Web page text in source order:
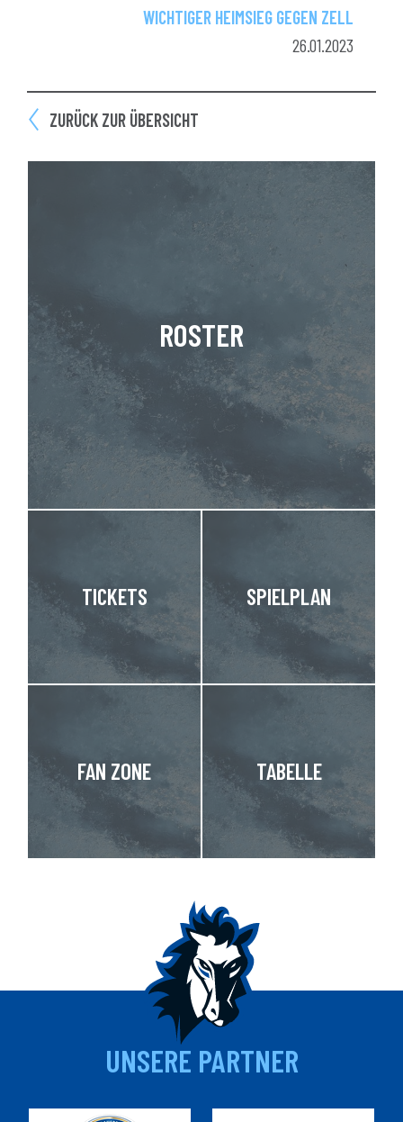
WICHTIGER HEIMSIEG GEGEN ZELL
26.01.2023
ZURÜCK ZUR ÜBERSICHT
ROSTER
TICKETS SPIELPLAN
FAN ZONE TABELLE
UNSERE PARTNER